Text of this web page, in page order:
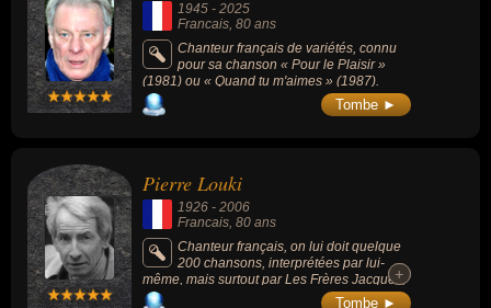
1945 - 2025
Francais, 80 ans
Chanteur français de variétés, connu
pour sa chanson « Pour le Plaisir »
(1981) ou « Quand tu m'aimes » (1987).
Tombe ►
Pierre Louki
1926 - 2006
Francais , 80 ans
Chanteur français, on lui doit quelque
200 chansons, interprétées par lui-
même, mais surtout par Les Frères Jacques,
Juliette Gréco, Jean Ferrat, Annie Cordy ou
+
+
Tombe ►